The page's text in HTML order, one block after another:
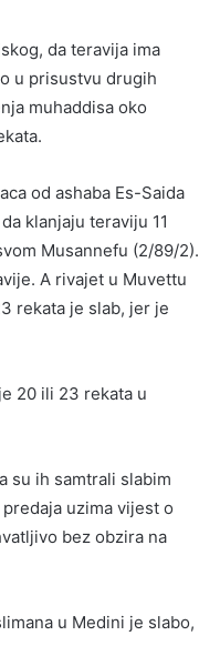
da teravija ima
u prisustvu drugih
muhaddisa oko
od ashaba Es-Saida
klanjaju teraviju 11
Musannefu (2/89/2).
A rivajet u Muvettu
rekata je slab, jer je
20 ili 23 rekata u
su ih samtrali slabim
uzima vijest o
bez obzira na
u Medini je slabo,